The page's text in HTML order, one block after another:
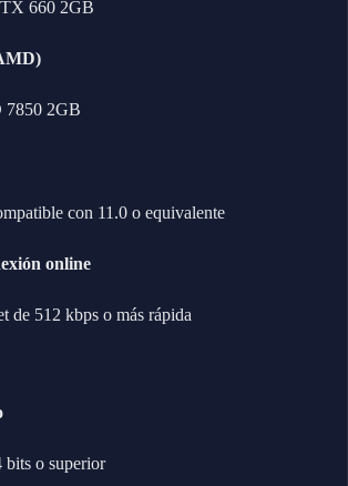
660 2GB
7850 2GB
con 11.0 o equivalente
online
de 512 kbps o más rápida
bits o superior